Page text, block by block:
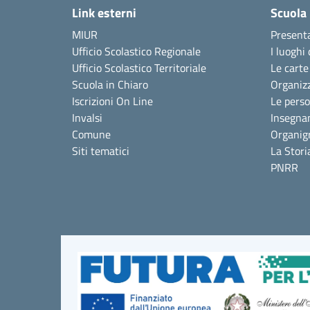
Link esterni
MIUR
Ufficio Scolastico Regionale
Ufficio Scolastico Territoriale
Scuola in Chiaro
Iscrizioni On Line
Invalsi
Comune
Siti tematici
Scuola
I luoghi
Le
Le
La
PNRR